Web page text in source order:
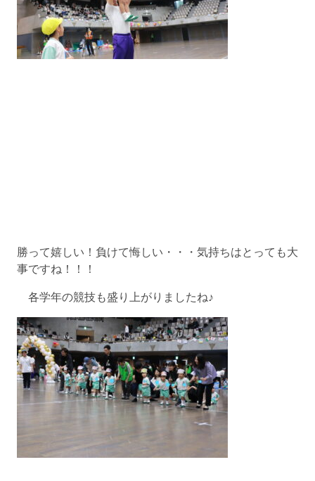
勝って嬉しい！負けて悔しい・・・気持ちはとっても大
事ですね！！！
各学年の競技も盛り上がりましたね♪